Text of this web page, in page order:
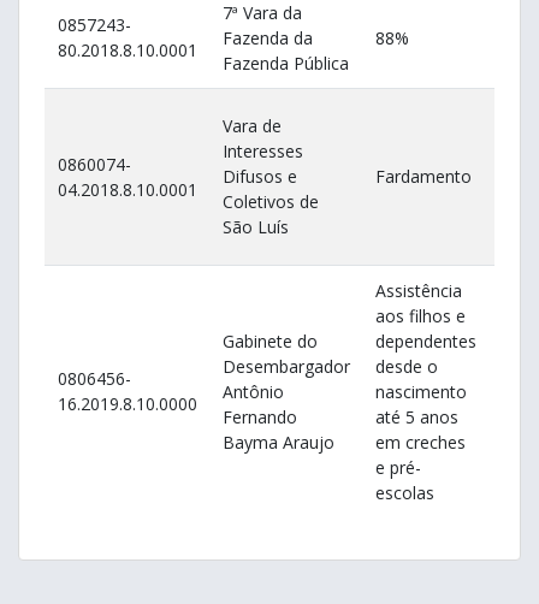
0857243-
80.2018.8.10.0001
7ª Vara da
Fazenda da
Fazenda Pública
88%
0860074-
04.2018.8.10.0001
Vara de
Interesses
Difusos e
Coletivos de
São Luís
Fardamento
0806456-
16.2019.8.10.0000
Gabinete do
Desembargador
Antônio
Fernando
Bayma Araujo
Assistência
aos filhos e
dependentes
desde o
nascimento
até 5 anos
em creches
e pré-
escolas